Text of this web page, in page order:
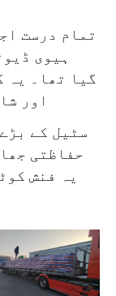
تمام درست
ہیوی
گیا تھا۔ یہ
اور
سٹیل کے
حفاظتی
یہ فنش